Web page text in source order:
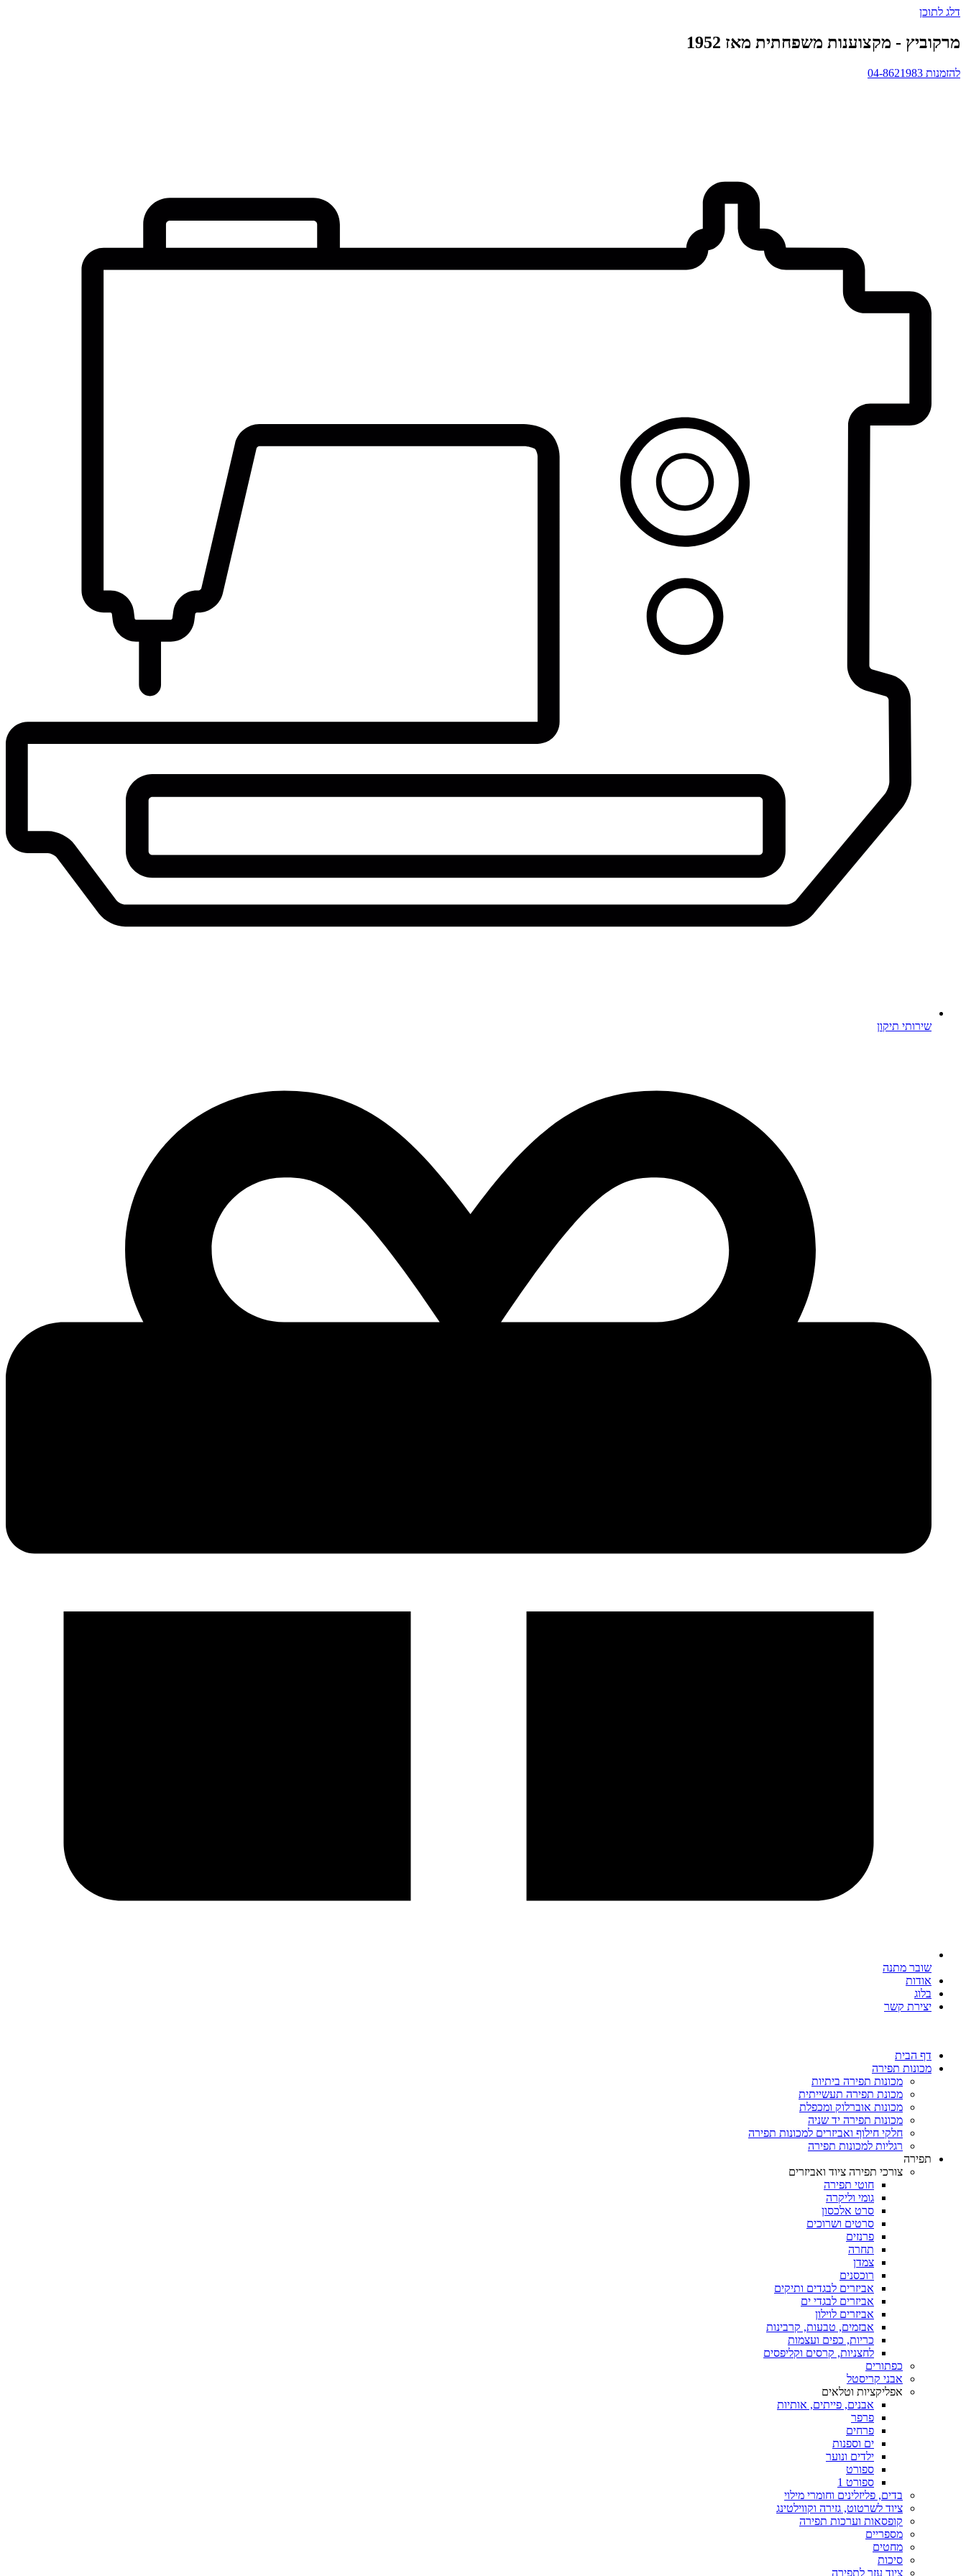
דלג לתוכן
מרקוביץ - מקצוענות משפחתית מאז 1952
להזמנות 04-8621983
שירותי תיקון
שובר מתנה
אודות
בלוג
יצירת קשר
דף הבית
מכונות תפירה
מכונות תפירה ביתיות
מכונת תפירה תעשייתית
מכונות אוברלוק ומכפלת
מכונות תפירה יד שניה
חלקי חילוף ואביזרים למכונות תפירה
רגליות למכונות תפירה
תפירה
צורכי תפירה ציוד ואביזרים
חוטי תפירה
גומי וליקרה
סרט אלכסון
סרטים ושרוכים
פרנזים
תחרה
צמדן
רוכסנים
אביזרים לבגדים ותיקים
אביזרים לבגדי ים
אביזרים לוילון
אבזמים, טבעות, קרבינות
כריות, כפים ועצמות
לחצניות, קרסים וקליפסים
כפתורים
אבני קריסטל
אפליקציות וטלאים
אבנים, פייתים, אותיות
פרפר
פרחים
ים וספנות
ילדים ונוער
ספורט
ספורט 1
בדים, פליזלינים וחומרי מילוי
ציוד לשרטוט, גזירה וקווילטינג
קופסאות וערכות תפירה
מספריים
מחטים
סיכות
ציוד עזר לתפירה